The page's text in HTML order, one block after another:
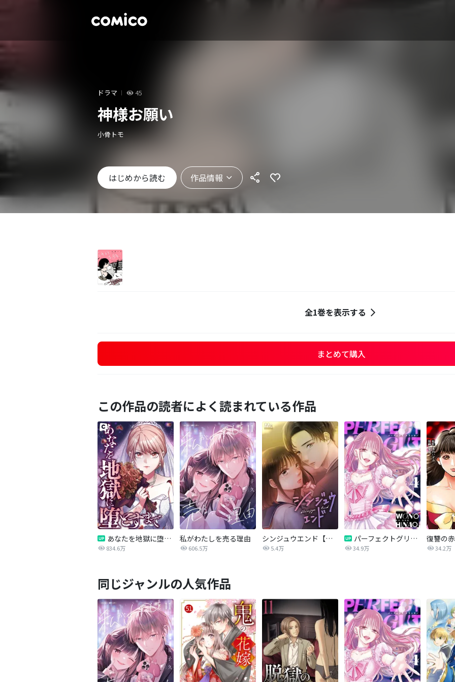
ドラマ 45
神様お願い
小骨トモ
はじめから読む 作品情報
全1巻を表示する
まとめて購入
この作品の読者によく読まれている作品
あなたを地獄に堕とすまで
834.6万
私がわたしを売る理由
606.5万
シンジュウエンド【タテヨミ】
5.4万
パーフェクトグリッター
34.9万 34.2万
同じジャンルの人気作品